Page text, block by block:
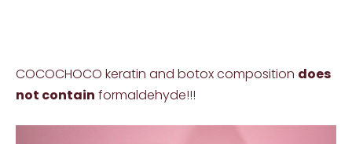
COCOCHOCO keratin and botox composition does
not contain formaldehyde!!!